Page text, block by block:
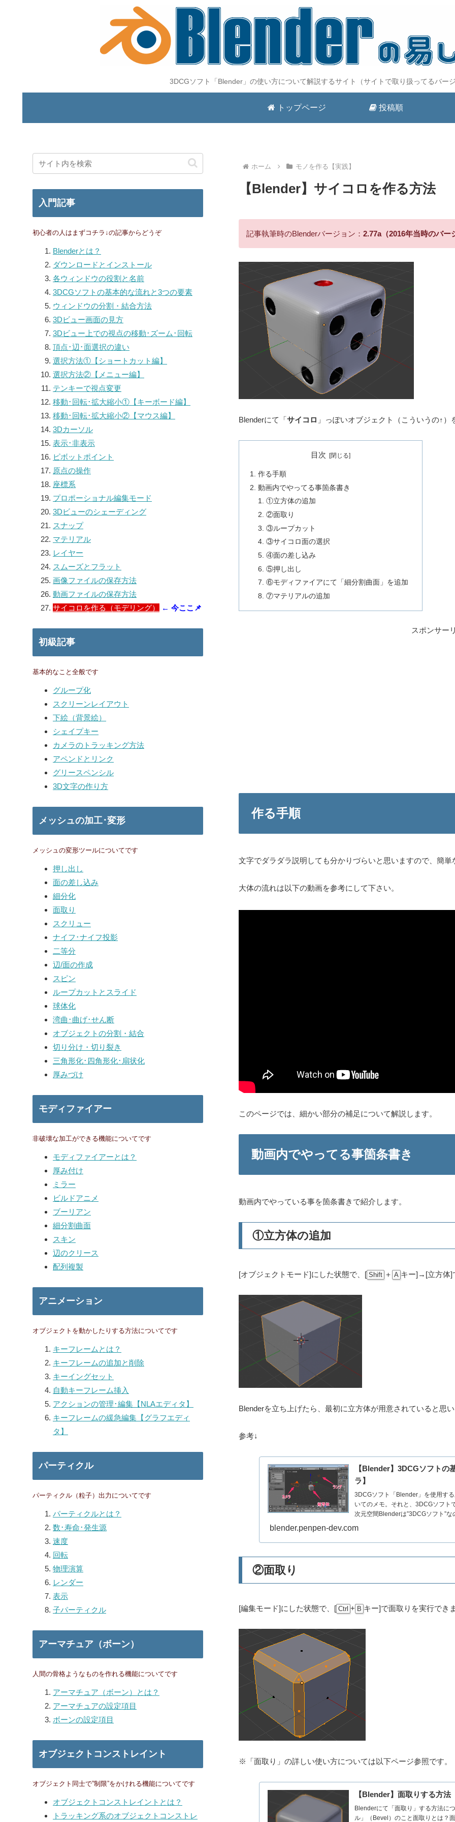
3DCGソフト「Blender」の使い方について解説するサイト（サイトで取り扱ってるバー
トップページ 投稿順
ホーム モノを作る【実践】
【Blender】サイコロを作る方法
記事執筆時のBlenderバージョン： 2.77a（2016年当時のバー
Blenderにて「サイコロ 」っぽいオブジェクト（こういうの↑
目次
作る手順
動画内でやってる事箇条書き
①立方体の追加
②面取り
③ループカット
③サイコロ面の選択
④面の差し込み
⑤押し出し
⑥モディファイアにて「細分割曲面」を追加
⑦マテリアルの追加
スポンサー
作る手順
文字でダラダラ説明しても分かりづらいと思いますので、簡
大体の流れは以下の動画を参考にして下さい。
このページでは、細かい部分の補足について解説します。
動画内でやってる事箇条書き
動画内でやっている事を箇条書きで紹介します。
①立方体の追加
[オブジェクトモード]にした状態で、[ Shift ＋ A キー]→[立方体]
Blenderを立ち上げたら、最初に立方体が用意されていると思
参考↓
【Blender】3DCGソフトの
ラ】
3DCGソフト「Blender」を使用す
いてのメモ。それと、3DCGソフト
次元空間Blenderは”3DCGソフト”な
blender.penpen-dev.com
②面取り
[編集モード]にした状態で、[ Ctrl + B キー]で面取りを実行でき
※「面取り」の詳しい使い方については以下ページ参照です。
【Blender】面取りする方法
Blenderにて「面取り」する方法に
ル」（Bevel）のこと面取りとは？
入門記事
初心者の人はまずコチラ↓の記事からどうぞ
Blenderとは？
ダウンロードとインストール
各ウィンドウの役割と名前
3DCGソフトの基本的な流れと3つの要素
ウィンドウの分割・結合方法
3Dビュー画面の見方
3Dビュー上での視点の移動･ズーム･回転
頂点･辺･面選択の違い
選択方法①【ショートカット編】
選択方法②【メニュー編】
テンキーで視点変更
移動･回転･拡大縮小①【キーボード編】
移動･回転･拡大縮小②【マウス編】
3Dカーソル
表示･非表示
ピボットポイント
原点の操作
座標系
プロポーショナル編集モード
3Dビューのシェーディング
スナップ
マテリアル
レイヤー
スムーズとフラット
画像ファイルの保存方法
動画ファイルの保存方法
サイコロを作る（モデリング）
初級記事
基本的なこと全般です
グループ化
スクリーンレイアウト
下絵（背景絵）
シェイプキー
カメラのトラッキング方法
アペンドとリンク
グリースペンシル
3D文字の作り方
メッシュの加工･変形
メッシュの変形ツールについてです
押し出し
面の差し込み
細分化
面取り
スクリュー
ナイフ･ナイフ投影
二等分
辺/面の作成
スピン
ループカットとスライド
球体化
湾曲･曲げ･せん断
オブジェクトの分割・結合
切り分け・切り裂き
三角形化･四角形化･扇状化
厚みづけ
モディファイアー
非破壊な加工ができる機能についてです
モディファイアーとは？
厚み付け
ミラー
ビルドアニメ
ブーリアン
細分割曲面
スキン
辺のクリース
配列複製
アニメーション
オブジェクトを動かしたりする方法についてです
キーフレームとは？
キーフレームの追加と削除
キーイングセット
自動キーフレーム挿入
アクションの管理･編集【NLAエディタ】
キーフレームの緩急編集【グラフエディ
タ】
パーティクル
パーティクル（粒子）出力についてです
パーティクルとは？
数･寿命･発生源
速度
回転
物理演算
レンダー
表示
子パーティクル
アーマチュア（ボーン）
人間の骨格ようなものを作れる機能についてです
アーマチュア（ボーン）とは？
アーマチュアの設定項目
ボーンの設定項目
オブジェクトコンストレイント
オブジェクト同士で”制限”をかけれる機能についてです
オブジェクトコンストレイントとは？
トラッキング系のオブジェクトコンストレ